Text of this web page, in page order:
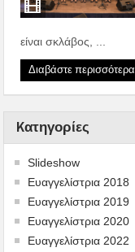
είναι σκλάβος, ...
Διαβάστε περισσότερα
Kατηγορίες
Slideshow
Ευαγγελίστρια 2018
Ευαγγελίστρια 2019
Ευαγγελίστρια 2020
Ευαγγελίστρια 2022